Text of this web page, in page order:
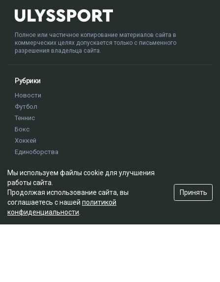
Полное или частичное копирование материалов сайта в
коммерческих целях допускается только с письменного
разрешения владельца сайта.
Рубрики
Новости
Футбол
Теннис
Бокс
Хоккей
Единоборства
Олимпиада
Редакция
О проекте
Мы используем файлы cookie для улучшения
работы сайта.
Продолжая использование сайта, вы
соглашаетесь с нашей политикой
конфиденциальности
Принять